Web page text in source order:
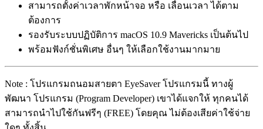
สามารถตั้งค่าเวลาพักหน้าจอ หรือ เลื่อนเวลา ได้ตาม
ต้องการ
รองรับระบบปฏิบัติการ macOS 10.9 Mavericks เป็นต้นไป
พร้อมฟังก์ชั่นพิเศษ อื่นๆ ให้เลือกใช้งานมากมาย
Note : โปรแกรมถนอมสายตา EyeSaver โปรแกรมนี้ ทางผู้
พัฒนา โปรแกรม (Program Developer) เขาได้แจกให้ ทุกคนได้
สามารถนำไปใช้กันฟรีๆ (FREE) โดยคุณ ไม่ต้องเสียค่าใช้จ่าย